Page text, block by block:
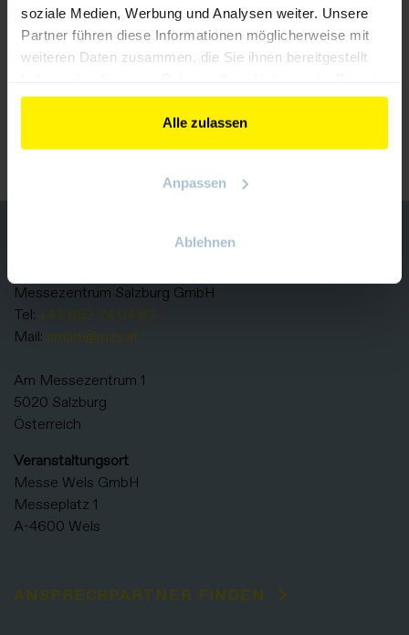
soziale Medien, Werbung und Analysen weiter. Unsere
Partner führen diese Informationen möglicherweise mit
weiteren Daten zusammen, die Sie ihnen bereitgestellt
gesammelt haben.
Alle zulassen
Anpassen
Ablehnen
NCC (Not Connected Closed)
Messezentrum Salzburg GmbH
Tel: +43 662 24 04 83
Mail: smart@mzs.at
Am Messezentrum 1
5020 Salzburg
Österreich
Veranstaltungsort
Messe Wels GmbH
Messeplatz 1
A-4600 Wels
ANSPRECHPARTNER FINDEN